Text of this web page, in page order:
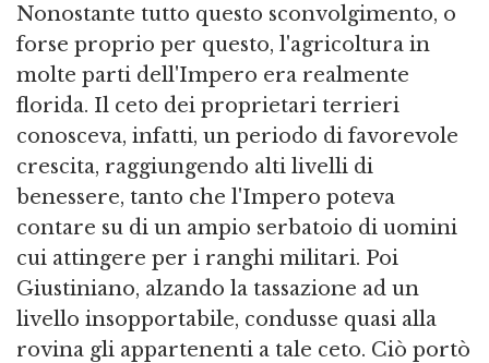
Nonostante tutto questo sconvolgimento, o
forse proprio per questo, l'agricoltura in
molte parti dell'Impero era realmente
florida. Il ceto dei proprietari terrieri
conosceva, infatti, un periodo di favorevole
crescita, raggiungendo alti livelli di
benessere, tanto che l'Impero poteva
contare su di un ampio serbatoio di uomini
cui attingere per i ranghi militari. Poi
Giustiniano, alzando la tassazione ad un
livello insopportabile, condusse quasi alla
rovina gli appartenenti a tale ceto. Ciò portò